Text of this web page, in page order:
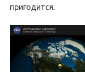
пригодится.